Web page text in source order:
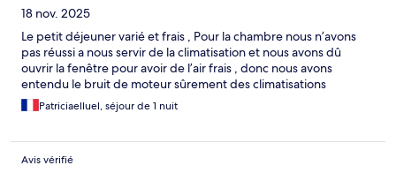
18 nov. 2025
Le petit déjeuner varié et frais , Pour la chambre nous n’avons
pas réussi a nous servir de la climatisation et nous avons dû
ouvrir la fenêtre pour avoir de l’air frais , donc nous avons
entendu le bruit de moteur sûrement des climatisations
Patriciaelluel, séjour de 1 nuit
Avis vérifié